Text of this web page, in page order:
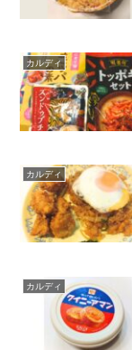
カルディ
カルディ
カルディ